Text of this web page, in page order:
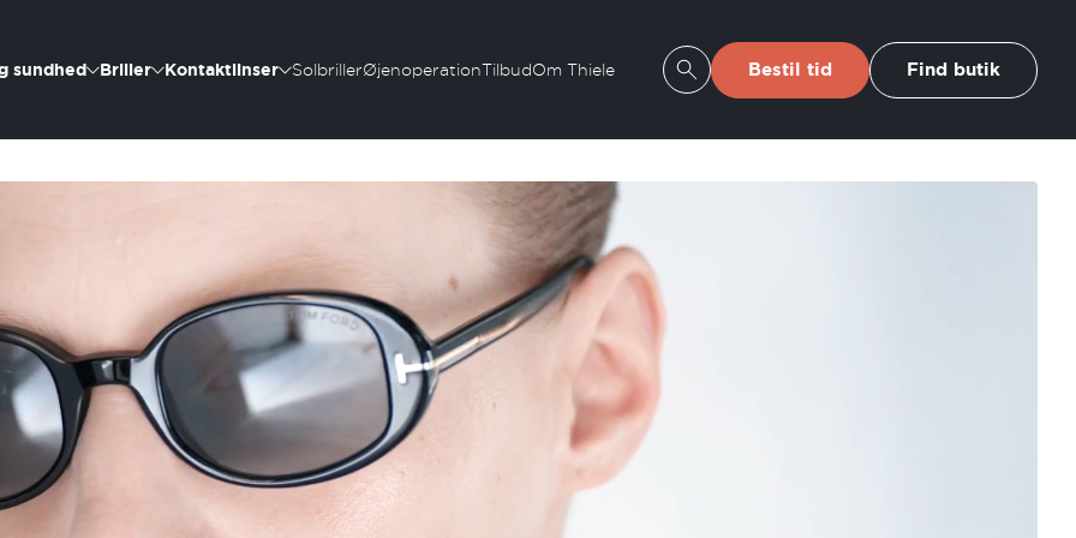
sundhed Briller Kontaktlinser SolbrillerØjenoperationTilbudOm Thiele Bestil tid Find butik
Se søgeresultater